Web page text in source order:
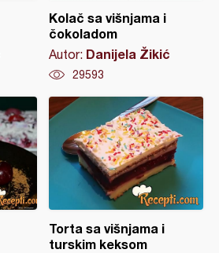
Kolač sa višnjama i
čokoladom
Autor: Danijela Žikić
29593
Torta sa višnjama i
turskim keksom